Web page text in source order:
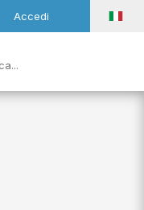
Accedi